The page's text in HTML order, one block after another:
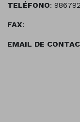
TELÉFONO:
FAX:
EMAIL DE